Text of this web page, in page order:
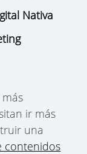
Nativa
ir más
una
contenidos